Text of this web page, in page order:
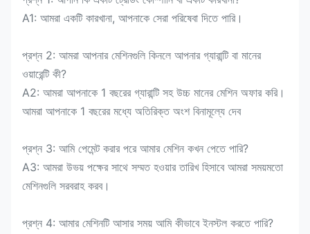
A1: আমরা একটি কারখানা, আপনাকে সেরা পরিষেবা দিতে পারি।
প্রশ্ন 2: আমরা আপনার মেশিনগুলি কিনলে আপনার গ্যারান্টি বা মানের
ওয়ারেন্টি কী?
A2: আমরা আপনাকে 1 বছরের গ্যারান্টি সহ উচ্চ মানের মেশিন অফার করি।
আমরা আপনাকে 1 বছরের মধ্যে অতিরিক্ত অংশ বিনামূল্যে দেব
প্রশ্ন 3: আমি পেমেন্ট করার পরে আমার মেশিন কখন পেতে পারি?
A3: আমরা উভয় পক্ষের সাথে সম্মত হওয়ার তারিখ হিসাবে আমরা সময়মতো
মেশিনগুলি সরবরাহ করব।
প্রশ্ন 4: আমার মেশিনটি আসার সময় আমি কীভাবে ইনস্টল করতে পারি?